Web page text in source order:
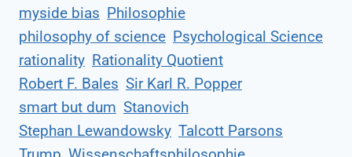
myside bias Philosophie
philosophy of science Psychological Science
rationality Rationality Quotient
Robert F. Bales Sir Karl R. Popper
smart but dum Stanovich
Stephan Lewandowsky Talcott Parsons